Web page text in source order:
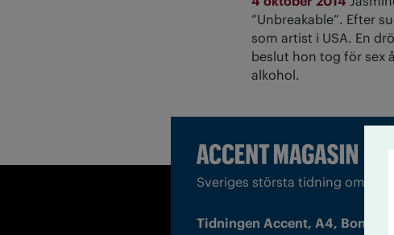
”Unbreakable”. Efter
som artist i USA. En
beslut hon tog för sex
alkohol.
Sveriges största tidning om
Tidningen Accent, A4,